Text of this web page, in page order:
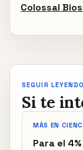
Colossal
SEGUIR LEYENDO
Si te
MÁS EN
Para el